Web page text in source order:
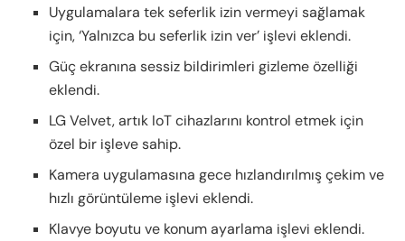
Uygulamalara tek seferlik izin vermeyi sağlamak
için, ‘Yalnızca bu seferlik izin ver’ işlevi eklendi.
Güç ekranına sessiz bildirimleri gizleme özelliği
eklendi.
LG Velvet, artık IoT cihazlarını kontrol etmek için
özel bir işleve sahip.
Kamera uygulamasına gece hızlandırılmış çekim ve
hızlı görüntüleme işlevi eklendi.
Klavye boyutu ve konum ayarlama işlevi eklendi.